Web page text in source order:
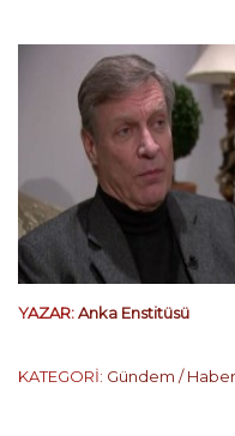
YAZAR:Anka Enstitüsü
KATEGORİ: Gündem / Haber